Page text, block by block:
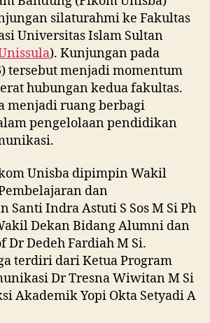
silaturahmi ke Fakultas
Universitas Islam Sultan
). Kunjungan pada
tersebut menjadi momentum
hubungan kedua fakultas.
menjadi ruang berbagi
pengelolaan pendidikan
Unisba dipimpin Wakil
dan
Santi Indra Astuti S Sos M Si Ph
Dekan Bidang Alumni dan
Dr Dedeh Fardiah M Si.
terdiri dari Ketua Program
Dr Tresna Wiwitan M Si
Akademik Yopi Okta Setyadi A